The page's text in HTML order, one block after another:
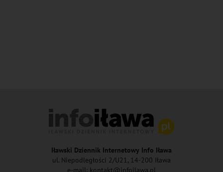
Iławski Dziennik Internetowy Info Iława
ul. Niepodległości 2/U21, 14-200 Iława
e-mail: kontakt@infoilawa.pl